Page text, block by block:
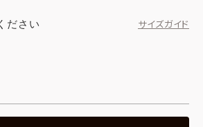
ださい
サイズガイド